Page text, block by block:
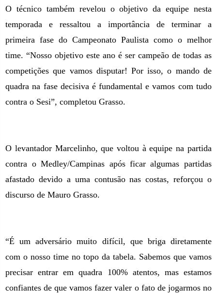
O técnico também revelou o objetivo da equipe nesta
temporada e ressaltou a importância de terminar a
primeira fase do Campeonato Paulista como o melhor
time. “Nosso objetivo este ano é ser campeão de todas as
competições que vamos disputar! Por isso, o mando de
quadra na fase decisiva é fundamental e vamos com tudo
contra o Sesi”, completou Grasso.
O levantador Marcelinho, que voltou à equipe na partida
contra o Medley/Campinas após ficar algumas partidas
afastado devido a uma contusão nas costas, reforçou o
discurso de Mauro Grasso.
“É um adversário muito difícil, que briga diretamente
com o nosso time no topo da tabela. Sabemos que vamos
precisar entrar em quadra 100% atentos, mas estamos
confiantes de que vamos fazer valer o fato de jogarmos no